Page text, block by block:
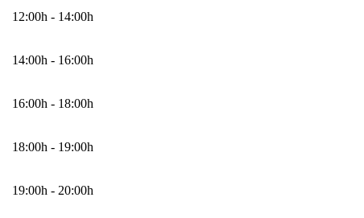
12:00h - 14:00h
14:00h - 16:00h
16:00h - 18:00h
18:00h - 19:00h
19:00h - 20:00h